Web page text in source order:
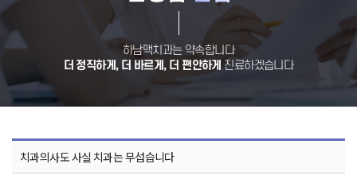
하남맥치과는 약속합니다
더 정직하게, 더 바르게, 더 편안하게 진료하겠습니다
치과의사도 사실 치과는 무섭습니다